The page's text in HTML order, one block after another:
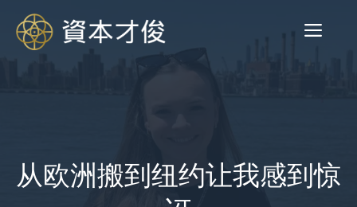
菜
从欧洲搬到纽约让我感到惊